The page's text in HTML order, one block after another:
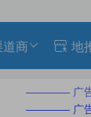
商 地
———— 广
———— 广